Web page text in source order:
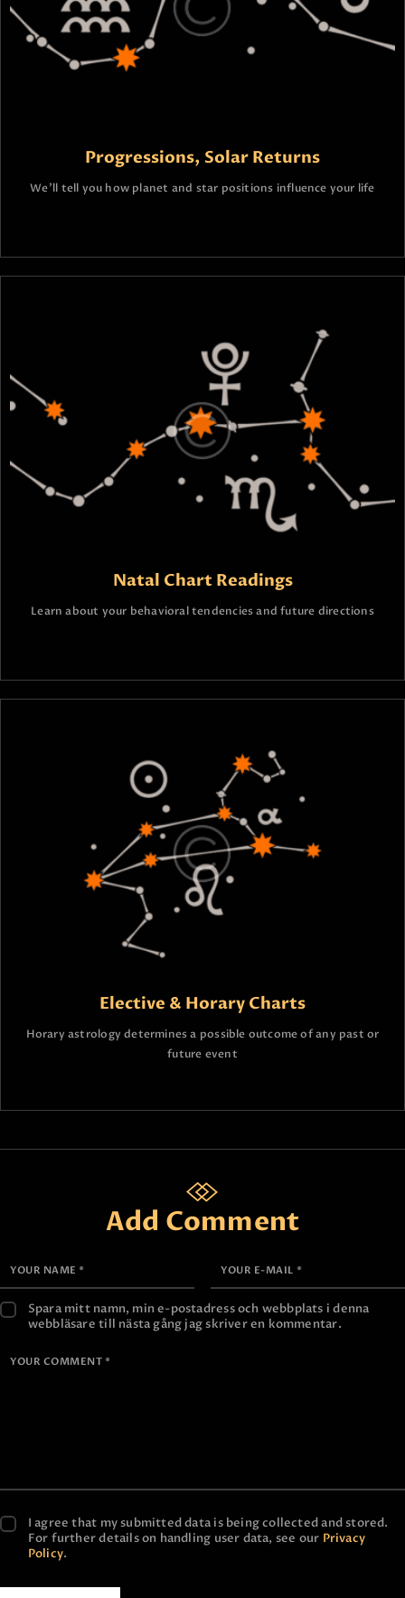
Progressions, Solar Returns
We’ll tell you how planet and star positions influence your life
Natal Chart Readings
Learn about your behavioral tendencies and future directions
Elective & Horary Charts
Horary astrology determines a possible outcome of any past or
future event
Add Comment
Spara mitt namn, min e-postadress och webbplats i denna
webbläsare till nästa gång jag skriver en kommentar.
I agree that my submitted data is being collected and stored.
For further details on handling user data, see our Privacy
Policy.